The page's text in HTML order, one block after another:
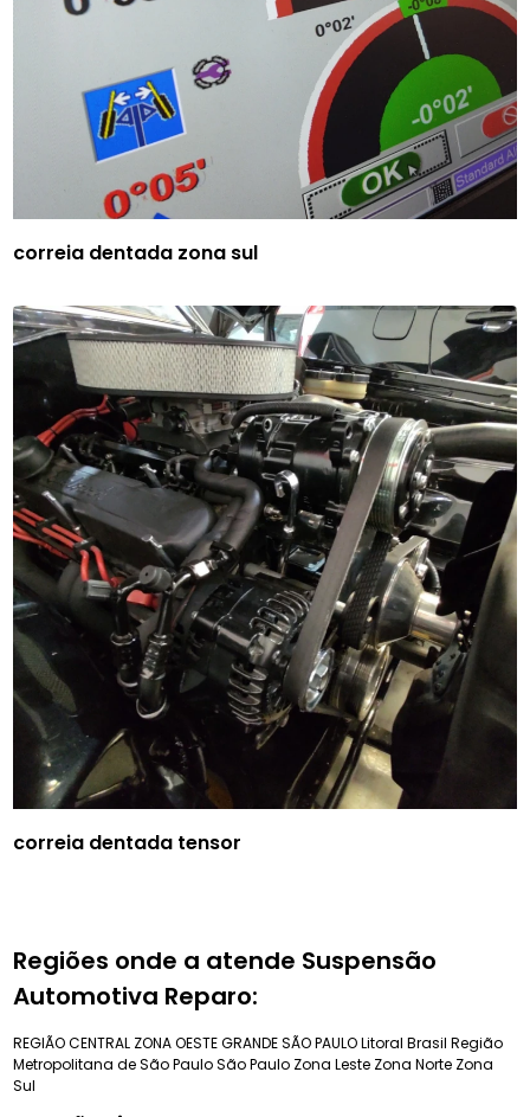
correia dentada zona sul
correia dentada tensor
Regiões onde a atende Suspensão
Automotiva Reparo:
REGIÃO CENTRAL ZONA OESTEGRANDE SÃO PAULOLitoral Brasil Região
Metropolitana de São PauloSão Paulo Zona Leste Zona Norte Zona
Sul